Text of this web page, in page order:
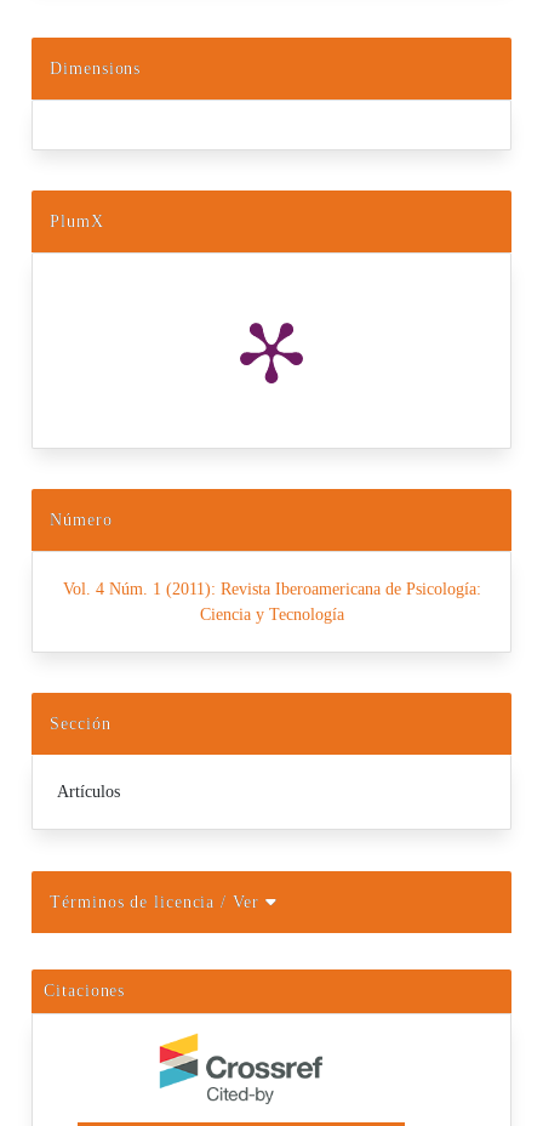
Dimensions
PlumX
Número
Vol. 4 Núm. 1 (2011): Revista Iberoamericana de Psicología:
Ciencia y Tecnología
Sección
Artículos
Términos de licencia/ Ver
Citaciones